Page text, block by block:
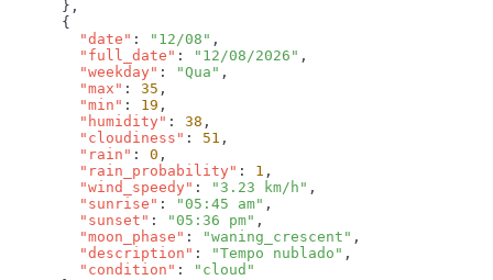
        "date"
: "12/08"
        "full_date"
: "12/08/2026"
        "weekday"
: "Qua"
        "max"
: 35
        "min"
: 19
        "humidity"
: 38
        "cloudiness"
: 51
        "rain"
: 0
        "rain_probability"
: 1
        "wind_speedy"
: "3.23 km/h"
        "sunrise"
: "05:45 am"
        "sunset"
: "05:36 pm"
        "moon_phase"
: "waning_crescent"
        "description"
: "Tempo nublado"
        "condition"
: